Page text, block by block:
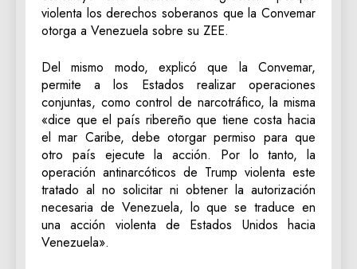
violenta los derechos soberanos que la Convemar
otorga a Venezuela sobre su ZEE.
Del mismo modo, explicó que la Convemar,
permite a los Estados realizar operaciones
conjuntas, como control de narcotráfico, la misma
«dice que el país ribereño que tiene costa hacia
el mar Caribe, debe otorgar permiso para que
otro país ejecute la acción. Por lo tanto, la
operación antinarcóticos de Trump violenta este
tratado al no solicitar ni obtener la autorización
necesaria de Venezuela, lo que se traduce en
una acción violenta de Estados Unidos hacia
Venezuela».